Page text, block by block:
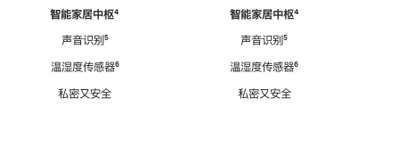
智能家居中枢脚
⁴
声音识别脚
⁵
温湿度传感器脚
⁶
私密又安全
智能家居中枢脚
⁴
声音识别脚
⁵
温湿度传感器脚
⁶
私密又安全